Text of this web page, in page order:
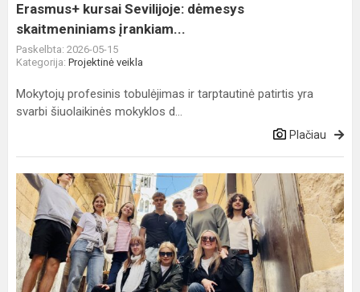
Erasmus+ kursai Sevilijoje: dėmesys
skaitmeniniams įrankiam...
Paskelbta: 2026-05-15
Kategorija: Projektinė veikla
Mokytojų profesinis tobulėjimas ir tarptautinė patirtis yra
svarbi šiuolaikinės mokyklos d...
Plačiau
Erasmus+
mobilumas
Italijoje:
Bitonto
sujungė
draugystes,